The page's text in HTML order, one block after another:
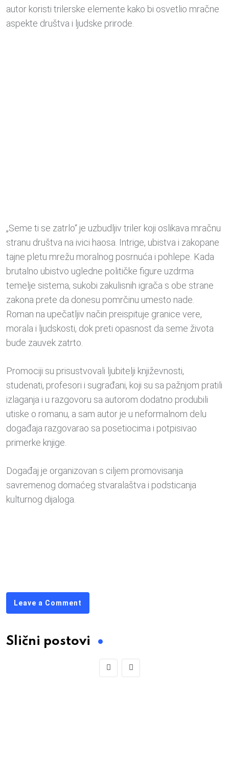
autor koristi trilerske elemente kako bi osvetlio mračne
aspekte društva i ljudske prirode.
„Seme ti se zatrlo“ je uzbudljiv triler koji oslikava mračnu
stranu društva na ivici haosa. Intrige, ubistva i zakopane
tajne pletu mrežu moralnog posrnuća i pohlepe. Kada
brutalno ubistvo ugledne političke figure uzdrma
temelje sistema, sukobi zakulisnih igrača s obe strane
zakona prete da donesu pomrčinu umesto nade.
Roman na upečatljiv način preispituje granice vere,
morala i ljudskosti, dok preti opasnost da seme života
bude zauvek zatrto.
Promociji su prisustvovali ljubitelji književnosti,
studenati, profesori i sugrađani, koji su sa pažnjom pratili
izlaganja i u razgovoru sa autorom dodatno produbili
utiske o romanu, a sam autor je u neformalnom delu
događaja razgovarao sa posetiocima i potpisivao
primerke knjige.
Događaj je organizovan s ciljem promovisanja
savremenog domaćeg stvaralaštva i podsticanja
kulturnog dijaloga.
Leave a Comment
Slični postovi